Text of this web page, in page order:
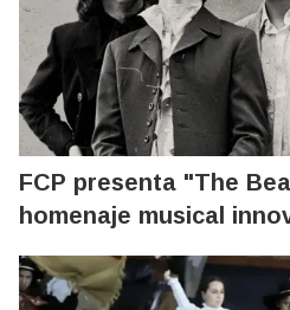
FCP presenta "The
homenaje musical